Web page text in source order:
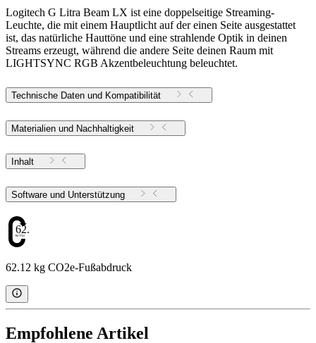
Logitech G Litra Beam LX ist eine doppelseitige Streaming-
Leuchte, die mit einem Hauptlicht auf der einen Seite ausgestattet
ist, das natürliche Hauttöne und eine strahlende Optik in deinen
Streams erzeugt, während die andere Seite deinen Raum mit
LIGHTSYNC RGB Akzentbeleuchtung beleuchtet.
Technische Daten und Kompatibilität
Materialien und Nachhaltigkeit
Inhalt
Software und Unterstützung
62.12
62.12 kg CO2e-Fußabdruck
Empfohlene Artikel